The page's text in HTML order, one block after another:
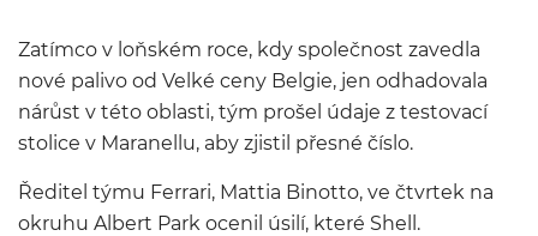
Zatímco v loňském roce, kdy společnost zavedla
nové palivo od Velké ceny Belgie, jen odhadovala
nárůst v této oblasti, tým prošel údaje z testovací
stolice v Maranellu, aby zjistil přesné číslo.
Ředitel týmu Ferrari, Mattia Binotto, ve čtvrtek na
okruhu Albert Park ocenil úsilí, které Shell.